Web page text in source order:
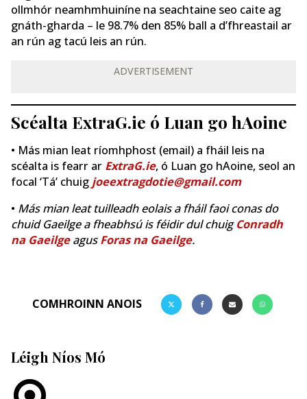
ollmhór neamhmhuiníne na seachtaine seo caite ag
gnáth-gharda – le 98.7% den 85% ball a d’fhreastail ar
an rún ag tacú leis an rún.
ADVERTISEMENT
Scéalta ExtraG.ie ó Luan go hAoine
• Más mian leat ríomhphost (email) a fháil leis na
scéalta is fearr ar ExtraG.ie, ó Luan go hAoine, seol an
focal ‘Tá’ chuig joeextragdotie@gmail.com
• Más mian leat tuilleadh eolais a fháil faoi conas do
chuid Gaeilge a fheabhsú is féidir dul chuigConradh
na GaeilgeagusForas na Gaeilge.
COMHROINN ANOIS
Léigh Níos Mó